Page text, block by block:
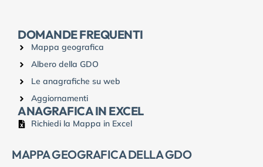
DOMANDE FREQUENTI
Mappa geografica
Albero della GDO
Le anagrafiche su web
Aggiornamenti
ANAGRAFICA IN EXCEL
Richiedi la Mappa in Excel
MAPPA GEOGRAFICA DELLA GDO